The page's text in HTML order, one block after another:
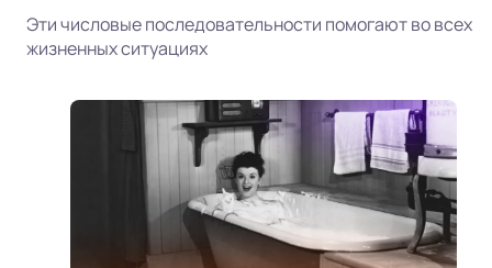
Эти числовые последовательности помогают во всех
жизненных ситуациях